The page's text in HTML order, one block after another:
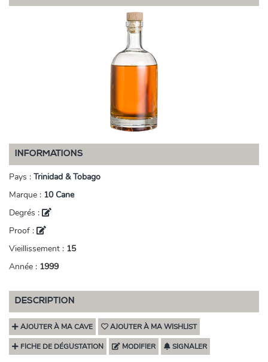
INFORMATIONS
Pays : Trinidad & Tobago
Marque : 10 Cane
Degrés :
Proof :
Vieillissement : 15
Année : 1999
DESCRIPTION
AJOUTER À MA CAVE AJOUTER À MA WISHLIST
FICHE DE DÉGUSTATION MODIFIER SIGNALER